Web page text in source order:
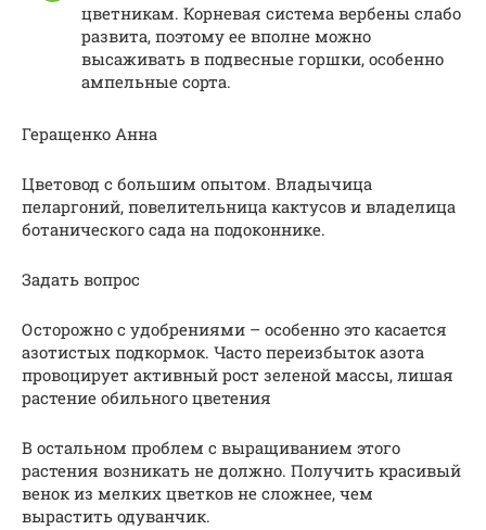
цветникам. Корневая система вербены слабо
развита, поэтому ее вполне можно
высаживать в подвесные горшки, особенно
ампельные сорта.
Геращенко Анна
Цветовод с большим опытом. Владычица
пеларгоний, повелительница кактусов и владелица
ботанического сада на подоконнике.
Задать вопрос
Осторожно с удобрениями – особенно это касается
азотистых подкормок. Часто переизбыток азота
провоцирует активный рост зеленой массы, лишая
растение обильного цветения
В остальном проблем с выращиванием этого
растения возникать не должно. Получить красивый
венок из мелких цветков не сложнее, чем
вырастить одуванчик.